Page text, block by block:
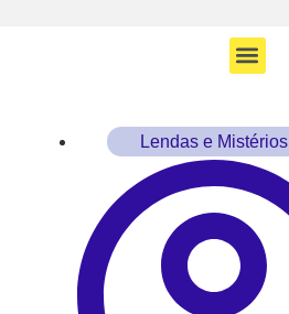
Lendas e Mistérios